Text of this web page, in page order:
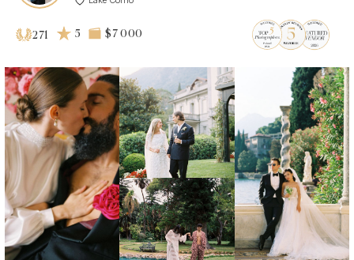
271 5 $7 000